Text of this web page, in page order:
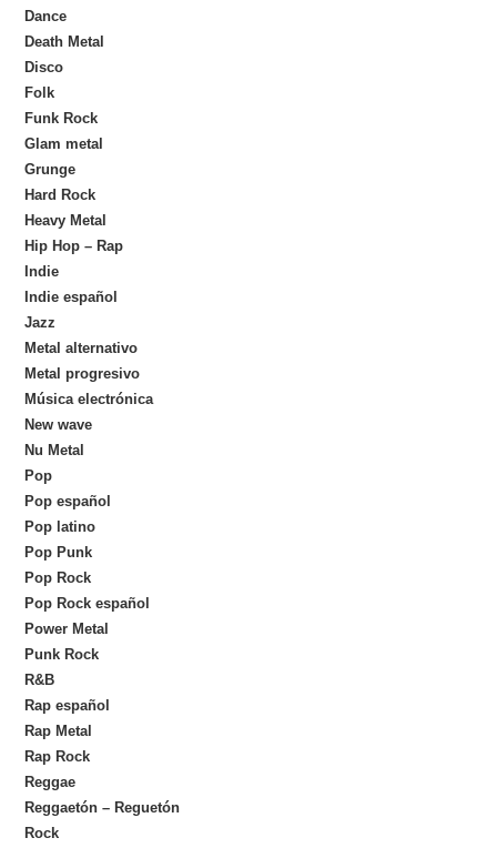
Dance
Death Metal
Disco
Folk
Funk Rock
Glam metal
Grunge
Hard Rock
Heavy Metal
Hip Hop – Rap
Indie
Indie español
Jazz
Metal alternativo
Metal progresivo
Música electrónica
New wave
Nu Metal
Pop
Pop español
Pop latino
Pop Punk
Pop Rock
Pop Rock español
Power Metal
Punk Rock
R&B
Rap español
Rap Metal
Rap Rock
Reggae
Reggaetón – Reguetón
Rock